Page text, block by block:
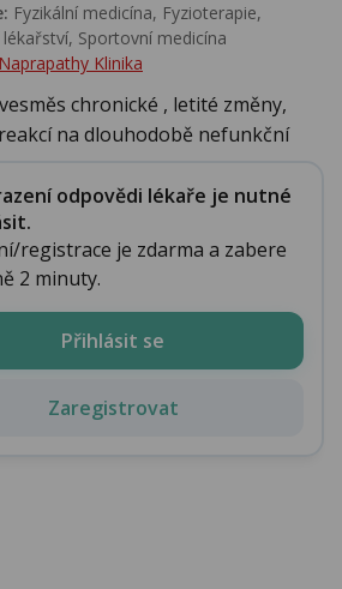
Fyzikální medicína, Fyzioterapie,
lékařství‎, Sportovní medicína‎
Naprapathy Klinika
chronické , letité změny,
na dlouhodobě nefunkční
odpovědi lékaře je nutné
registrace je zdarma a zabere
2 minuty.
Přihlásit se
Zaregistrovat